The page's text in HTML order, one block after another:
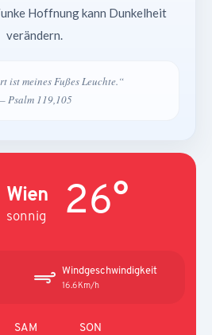
Hoffnung kann Dunkelheit
verändern.
ist meines Fußes Leuchte.“
Psalm 119,105
Wien
sonnig 26°
Windgeschwindigkeit
16.6Km/h
SAM SON